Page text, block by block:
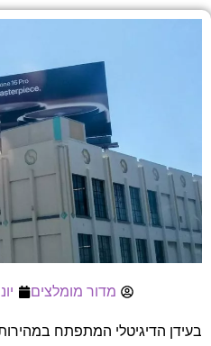
מדור מומלצים יוני 24,
בעידן הדיגיטלי המתפתח